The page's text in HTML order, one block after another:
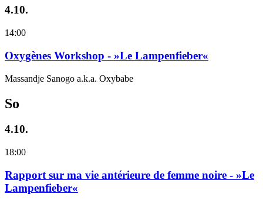
4.10.
14:00
Oxygènes Workshop - »Le Lampenfieber«
Massandje Sanogo a.k.a. Oxybabe
So
4.10.
18:00
Rapport sur ma vie antérieure de femme noire - »Le
Lampenfieber«